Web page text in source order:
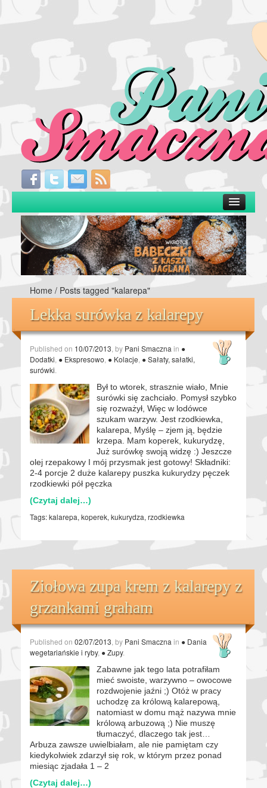
Home / Posts tagged "kalarepa"
Lekka surówka z kalarepy
Published on 10/07/2013 , by Pani Smaczna in ●
Dodatki ● Ekspresowo ● Kolacje ● Sałaty, sałatki,
surówki
Był to wtorek, strasznie wiało, Mnie
surówki się zachciało. Pomysł szybko
się rozważył, Więc w lodówce
szukam warzyw. Jest rzodkiewka,
kalarepa, Myślę – zjem ją, będzie
krzepa. Mam koperek, kukurydzę,
Już surówkę swoją widzę :) Jeszcze
olej rzepakowy I mój przysmak jest gotowy! Składniki:
2-4 porcje 2 duże kalarepy puszka kukurydzy pęczek
rzodkiewki pół pęczka
(Czytaj dalej…)
Tags:kalarepa, koperek, kukurydza, rzodkiewka
Ziołowa zupa krem z kalarepy z
grzankami graham
Published on 02/07/2013 , by Pani Smaczna in ● Dania
wegetariańskie i ryby, ● Zupy.
Zabawne jak tego lata potrafiłam
mieć swoiste, warzywno – owocowe
rozdwojenie jaźni ;) Otóż w pracy
uchodzę za królową kalarepową,
natomiast w domu mąż nazywa mnie
królową arbuzową ;) Nie muszę
tłumaczyć, dlaczego tak jest…
Arbuza zawsze uwielbiałam, ale nie pamiętam czy
kiedykolwiek zdarzył się rok, w którym przez ponad
miesiąc zjadała 1 – 2
(Czytaj dalej…)